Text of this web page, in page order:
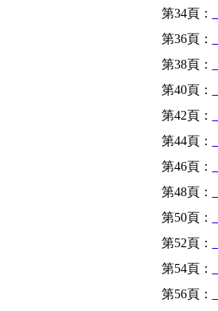
第34頁：
第36頁：
第38頁：
第40頁：
第42頁：
第44頁：
第46頁：
第48頁：
第50頁：
第52頁：
第54頁：
第56頁：